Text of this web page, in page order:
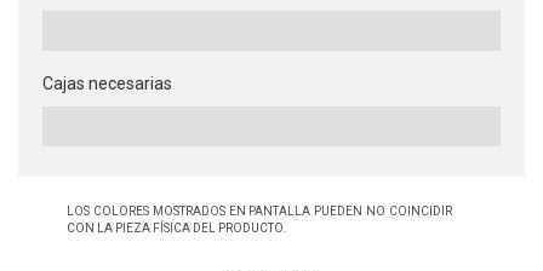
Cajas necesarias
LOS COLORES MOSTRADOS EN PANTALLA PUEDEN NO COINCIDIR
CON LA PIEZA FÍSICA DEL PRODUCTO.